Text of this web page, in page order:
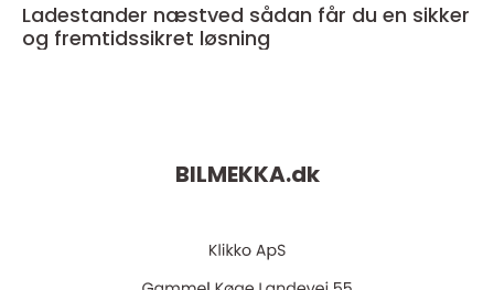
Ladestander næstved sådan får du en sikker
og fremtidssikret løsning
BILMEKKA.dk